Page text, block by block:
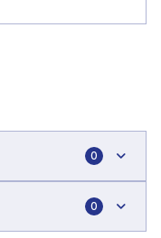
0
0